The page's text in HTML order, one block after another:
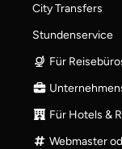
City Transfers
Stundenservice
Für
Für Hotels &
Webmaster